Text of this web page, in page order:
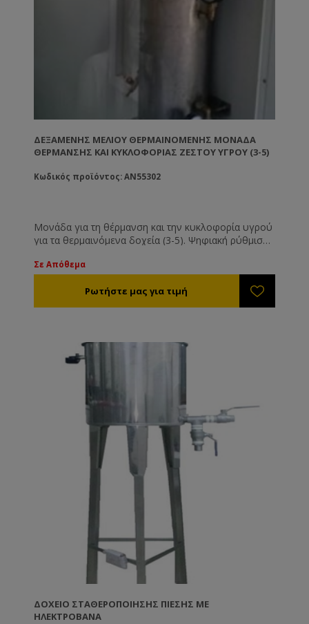
ΔΕΞΑΜΕΝΉΣ ΜΕΛΙΟΎ ΘΕΡΜΑΙΝΌΜΕΝΗΣ ΜΟΝΆΔΑ
ΘΈΡΜΑΝΣΗΣ ΚΑΙ ΚΥΚΛΟΦΟΡΊΑΣ ΖΕΣΤΟΎ ΥΓΡΟΎ (3-5)
Κωδικός προϊόντος: AN55302
Μονάδα για τη θέρμανση και την κυκλοφορία υγρού
για τα θερμαινόμενα δοχεία (3-5). Ψηφιακή ρύθμιση
Διαθέτει αντλία υψηλής απόδοσης για την
Σε Απόθεμα
ΔΟΧΕΊΟ ΣΤΑΘΕΡΟΠΟΊΗΣΗΣ ΠΊΕΣΗΣ ΜΕ
ΗΛΕΚΤΡΟΒΑΝΑ